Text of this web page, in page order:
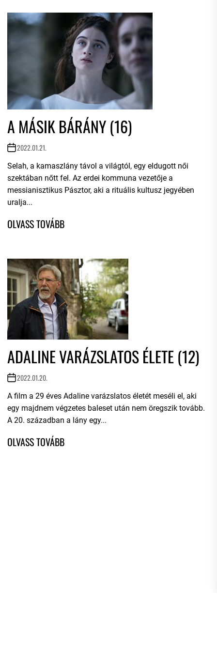
A MÁSIK BÁRÁNY (16)
2022.01.21.
Selah, a kamaszlány távol a világtól, egy eldugott női
szektában nőtt fel. Az erdei kommuna vezetője a
messianisztikus Pásztor, aki a rituális kultusz jegyében
uralja...
ADALINE VARÁZSLATOS ÉLETE (12)
2022.01.20.
A film a 29 éves Adaline varázslatos életét meséli el, aki
egy majdnem végzetes baleset után nem öregszik tovább.
A 20. században a lány egy...